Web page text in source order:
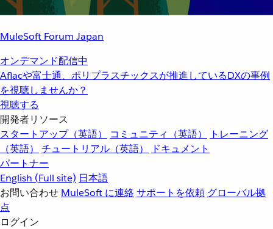
MuleSoft Forum Japan
オンデマンド配信中
Aflacや富士通、ポリプラスチックスが推進しているDXの事例
を視聴しませんか？
視聴する
開発者リソース
スタートアップ（英語）
コミュニティ（英語）
トレーニング
（英語）
チュートリアル（英語）
ドキュメント
パートナー
English (Full site) 日本語
お問い合わせ MuleSoft に連絡サポートを依頼 グローバル拠
点
ログイン